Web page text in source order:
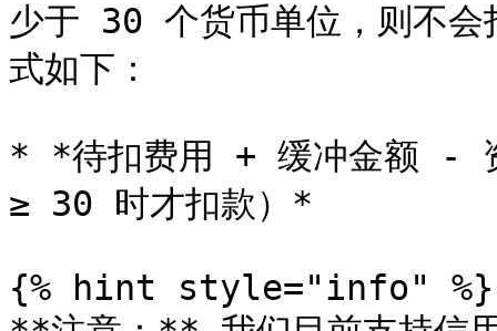
少于 30 个货币单位，则不会
式如下：
* *待扣费用 + 缓冲金额 -
≥ 30 时才扣款）*
{% hint style="info" %}